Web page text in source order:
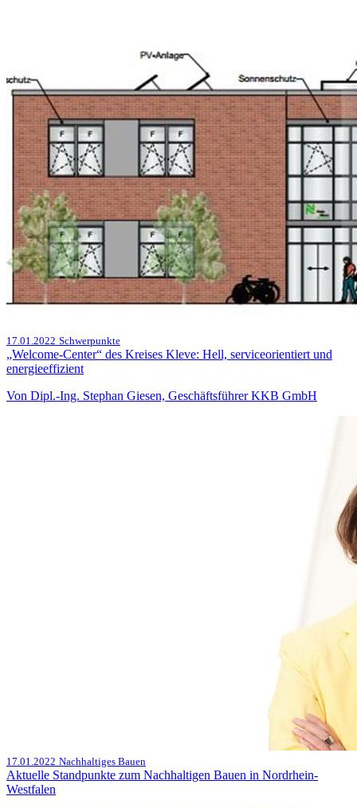
17.01.2022 Schwerpunkte
„Welcome-Center“ des Kreises Kleve: Hell, serviceorientiert und
energieeffizient
Von Dipl.-Ing. Stephan Giesen, Geschäftsführer KKB GmbH
17.01.2022 Nachhaltiges Bauen
Aktuelle Standpunkte zum Nachhaltigen Bauen in Nordrhein-
Westfalen